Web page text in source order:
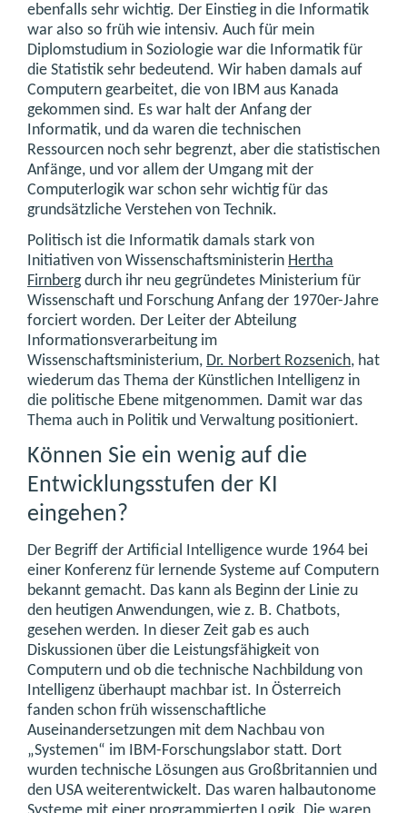
ebenfalls sehr wichtig. Der Einstieg in die Informatik
war also so früh wie intensiv. Auch für mein
Diplomstudium in Soziologie war die Informatik für
die Statistik sehr bedeutend. Wir haben damals auf
Computern gearbeitet, die von IBM aus Kanada
gekommen sind. Es war halt der Anfang der
Informatik, und da waren die technischen
Ressourcen noch sehr begrenzt, aber die statistischen
Anfänge, und vor allem der Umgang mit der
Computerlogik war schon sehr wichtig für das
grundsätzliche Verstehen von Technik.
Politisch ist die Informatik damals stark von
Initiativen von Wissenschaftsministerin Hertha
Firnbergdurch ihr neu gegründetes Ministerium für
Wissenschaft und Forschung Anfang der 1970er-Jahre
forciert worden. Der Leiter der Abteilung
Informationsverarbeitung im
Wissenschaftsministerium, Dr. Norbert Rozsenich, hat
wiederum das Thema der Künstlichen Intelligenz in
die politische Ebene mitgenommen. Damit war das
Thema auch in Politik und Verwaltung positioniert.
Können Sie ein wenig auf die
Entwicklungsstufen der KI
eingehen?
Der Begriff der Artificial Intelligence wurde 1964 bei
einer Konferenz für lernende Systeme auf Computern
bekannt gemacht. Das kann als Beginn der Linie zu
den heutigen Anwendungen, wie z. B. Chatbots,
gesehen werden. In dieser Zeit gab es auch
Diskussionen über die Leistungsfähigkeit von
Computern und ob die technische Nachbildung von
Intelligenz überhaupt machbar ist. In Österreich
fanden schon früh wissenschaftliche
Auseinandersetzungen mit dem Nachbau von
„Systemen“ im IBM-Forschungslabor statt. Dort
wurden technische Lösungen aus Großbritannien und
den USA weiterentwickelt. Das waren halbautonome